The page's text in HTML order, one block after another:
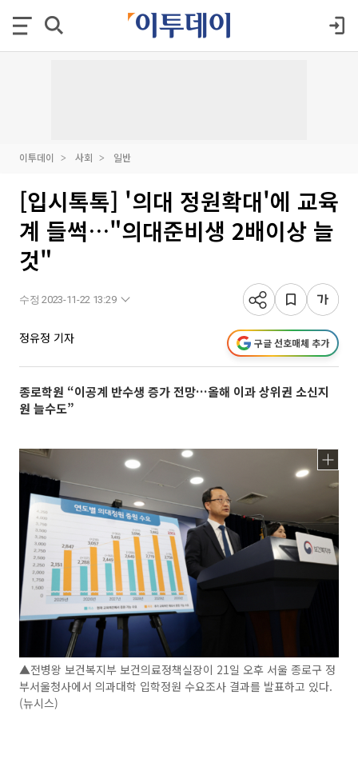
이투데이 사회 일반
[입시톡톡] '의대 정원확대'에 교육
계 들썩…"의대준비생 2배이상 늘
것"
수정 2023-11-22 13:29
정유정 기자 구글 선호매체 추가
종로학원 “이공계 반수생 증가 전망…올해 이과 상위권 소신지
원 늘수도”
▲전병왕 보건복지부 보건의료정책실장이 21일 오후 서울 종로구 정
부서울청사에서 의과대학 입학정원 수요조사 결과를 발표하고 있다.
(뉴시스)